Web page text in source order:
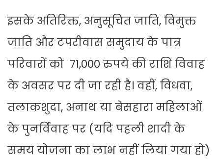
इसके अतिरिक्त, अनुसूचित जाति, विमुक्त
जाति और टपरीवास समुदाय के पात्र
परिवारों को 71,000 रुपये की राशि विवाह
के अवसर पर दी जा रही है। वहीं, विधवा,
तलाकशुदा, अनाथ या बेसहारा महिलाओं
के पुनर्विवाह पर (यदि पहली शादी के
समय योजना का लाभ नहीं लिया गया हो)